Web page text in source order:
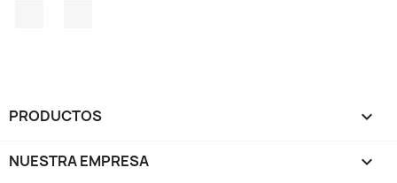
PRODUCTOS 
NUESTRA EMPRESA 